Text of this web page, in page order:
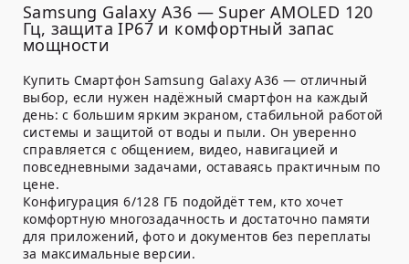
Samsung Galaxy A36 — Super AMOLED 120
Гц, защита IP67 и комфортный запас
мощности
Купить Смартфон Samsung Galaxy A36 — отличный
выбор, если нужен надёжный смартфон на каждый
день: с большим ярким экраном, стабильной работой
системы и защитой от воды и пыли. Он уверенно
справляется с общением, видео, навигацией и
повседневными задачами, оставаясь практичным по
цене.
Конфигурация 6/128 ГБ подойдёт тем, кто хочет
комфортную многозадачность и достаточно памяти
для приложений, фото и документов без переплаты
за максимальные версии.